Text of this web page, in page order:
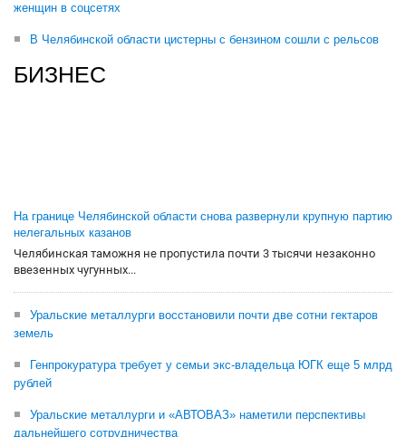
женщин в соцсетях
В Челябинской области цистерны с бензином сошли с рельсов
БИЗНЕС
На границе Челябинской области снова развернули крупную партию
нелегальных казанов
Челябинская таможня не пропустила почти 3 тысячи незаконно
ввезенных чугунных...
Уральские металлурги восстановили почти две сотни гектаров
земель
Генпрокуратура требует у семьи экс-владельца ЮГК еще 5 млрд
рублей
Уральские металлурги и «АВТОВАЗ» наметили перспективы
дальнейшего сотрудничества